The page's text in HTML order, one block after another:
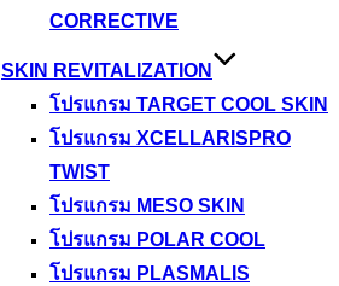
CORRECTIVE
SKIN REVITALIZATION
โปรแกรม TARGET COOL SKIN
โปรแกรม XCELLARISPRO
TWIST
โปรแกรม MESO SKIN
โปรแกรม POLAR COOL
โปรแกรม PLASMALIS